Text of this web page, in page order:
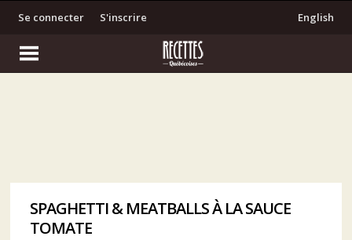
S'inscrire
Se connecter English
SPAGHETTI & MEATBALLS À LA SAUCE
TOMATE